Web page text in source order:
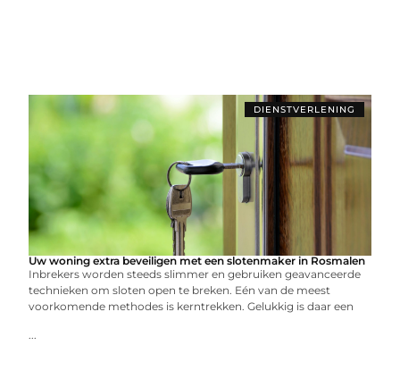
DIENSTVERLENING
Uw woning extra beveiligen met een slotenmaker in Rosmalen
Inbrekers worden steeds slimmer en gebruiken geavanceerde
technieken om sloten open te breken. Eén van de meest
voorkomende methodes is kerntrekken. Gelukkig is daar een
...